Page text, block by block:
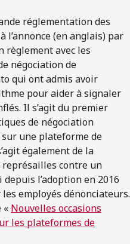
réglementation des
l’annonce (en anglais) par
règlement avec les
négociation de
qui ont admis avoir
pour aider à signaler
Il s’agit du premier
de négociation
une plateforme de
également de la
contre un
l’adoption en 2016
employés dénonciateurs.
« Nouvelles occasions
les plateformes de